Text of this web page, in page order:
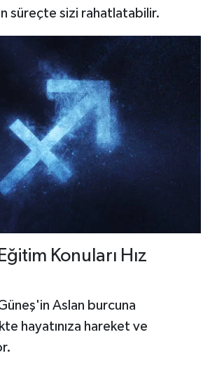
süreçte sizi rahatlatabilir.
Konuları Hız
Aslan burcuna
hayatınıza hareket ve